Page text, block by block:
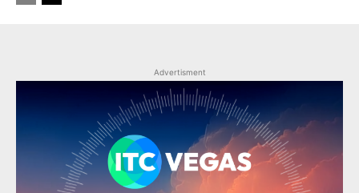
Advertisment